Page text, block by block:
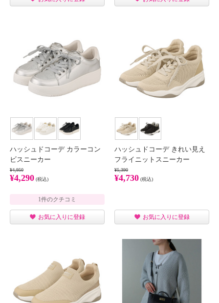
ハッシュドコーデ カラーコン
ビスニーカー
¥4,950
¥4,290 (税込)
1件のクチコミ
お気に入りに登録
ハッシュドコーデ きれい見え
フライニットスニーカー
¥5,390
¥4,730 (税込)
お気に入りに登録